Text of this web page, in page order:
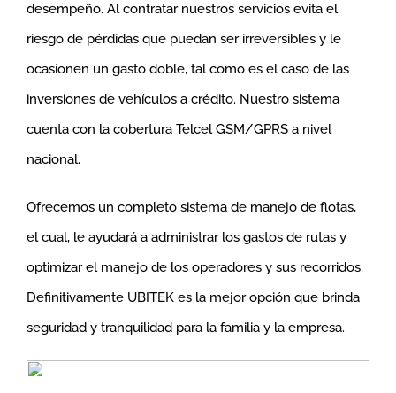
desempeño. Al contratar nuestros servicios evita el
riesgo de pérdidas que puedan ser irreversibles y le
ocasionen un gasto doble, tal como es el caso de las
inversiones de vehículos a crédito. Nuestro sistema
cuenta con la cobertura Telcel GSM/GPRS a nivel
nacional.
Ofrecemos un completo sistema de manejo de flotas,
el cual, le ayudará a administrar los gastos de rutas y
optimizar el manejo de los operadores y sus recorridos.
Definitivamente UBITEK es la mejor opción que brinda
seguridad y tranquilidad para la familia y la empresa.